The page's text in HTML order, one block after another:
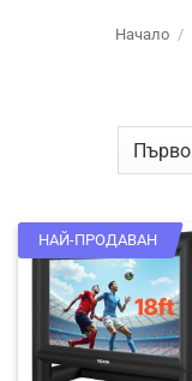
Начало /
НАЙ-ПРОДАВАН